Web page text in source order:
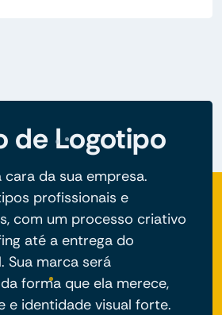
de Logotipo
da sua empresa.
profissionais e
com um processo criativo
até a entrega do
Sua marca será
forma que ela merece,
e identidade visual forte.